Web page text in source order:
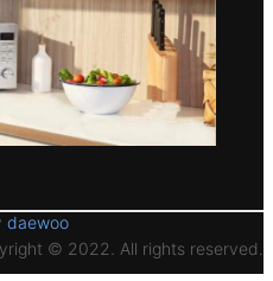
daewoo
© 2022. All rights reserved.